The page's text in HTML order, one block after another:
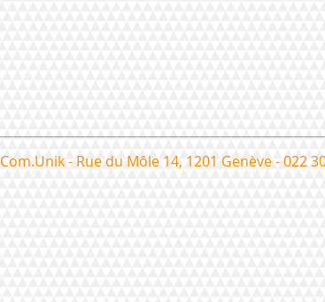
Com.Unik - Rue du Môle 14, 1201 Genève - 022